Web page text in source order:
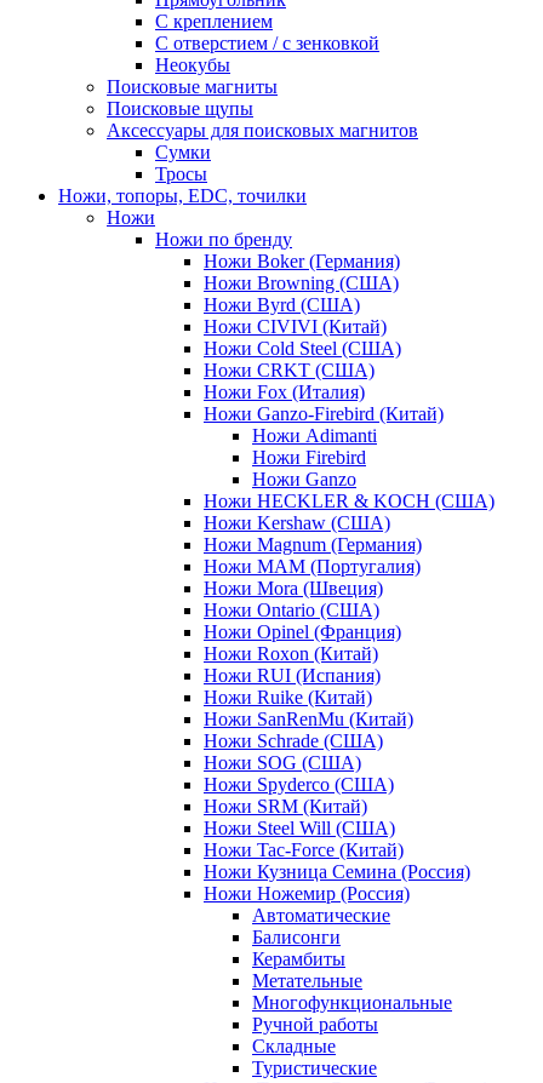
С креплением
С отверстием / с зенковкой
Неокубы
Поисковые магниты
Поисковые щупы
Аксессуары для поисковых магнитов
Сумки
Тросы
Ножи, топоры, EDC, точилки
Ножи
Ножи по бренду
Ножи Boker (Германия)
Ножи Browning (США)
Ножи Byrd (США)
Ножи CIVIVI (Китай)
Ножи Cold Steel (США)
Ножи CRKT (США)
Ножи Fox (Италия)
Ножи Ganzo-Firebird (Китай)
Ножи Adimanti
Ножи Firebird
Ножи Ganzo
Ножи HECKLER & KOCH (США)
Ножи Kershaw (США)
Ножи Magnum (Германия)
Ножи MAM (Португалия)
Ножи Mora (Швеция)
Ножи Ontario (США)
Ножи Opinel (Франция)
Ножи Roxon (Китай)
Ножи RUI (Испания)
Ножи Ruike (Китай)
Ножи SanRenMu (Китай)
Ножи Schrade (США)
Ножи SOG (США)
Ножи Spyderco (США)
Ножи SRM (Китай)
Ножи Steel Will (США)
Ножи Tac-Force (Китай)
Ножи Кузница Семина (Россия)
Ножи Ножемир (Россия)
Автоматические
Балисонги
Керамбиты
Метательные
Многофункциональные
Ручной работы
Складные
Туристические